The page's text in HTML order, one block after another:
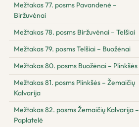
Mežtakas 77. posms Pavandenė –
Biržuvėnai
Mežtakas 78. posms Biržuvėnai – Telšiai
Mežtakas 79. posms Telšiai – Buožėnai
Mežtakas 80. posms Buožėnai – Plinkšės
Mežtakas 81. posms Plinkšės – Žemaičių
Kalvarija
Mežtakas 82. posms Žemaičių Kalvarija –
Paplatelė